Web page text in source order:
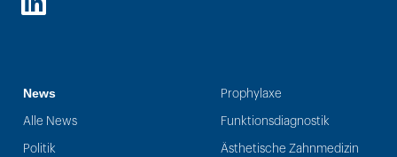
LinkedIn
News
Alle News
Politik
Prophylaxe
Funktionsdiagnostik
Ästhetische Zahnmedizin